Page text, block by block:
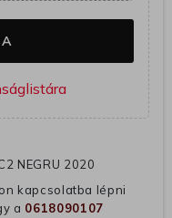
NEGRU 2020
kapcsolatba lépni
a 0618090107